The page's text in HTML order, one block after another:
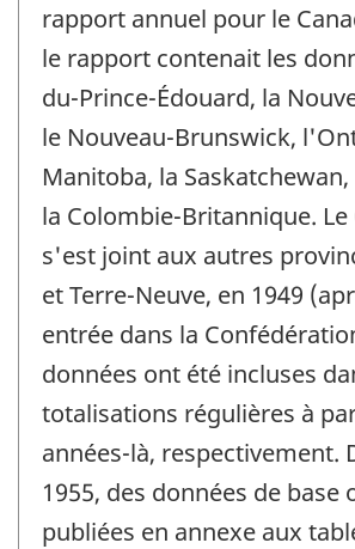
rapport annuel pour le
le rapport contenait les
du-Prince-Édouard, la
le Nouveau-Brunswick,
Manitoba, la
la Colombie-Britannique. Le
s'est joint aux autres
et Terre-Neuve, en 1949
entrée dans la
données ont été incluses
totalisations régulières à
années-là, respectivement.
1955, des données de base
publiées en annexe aux